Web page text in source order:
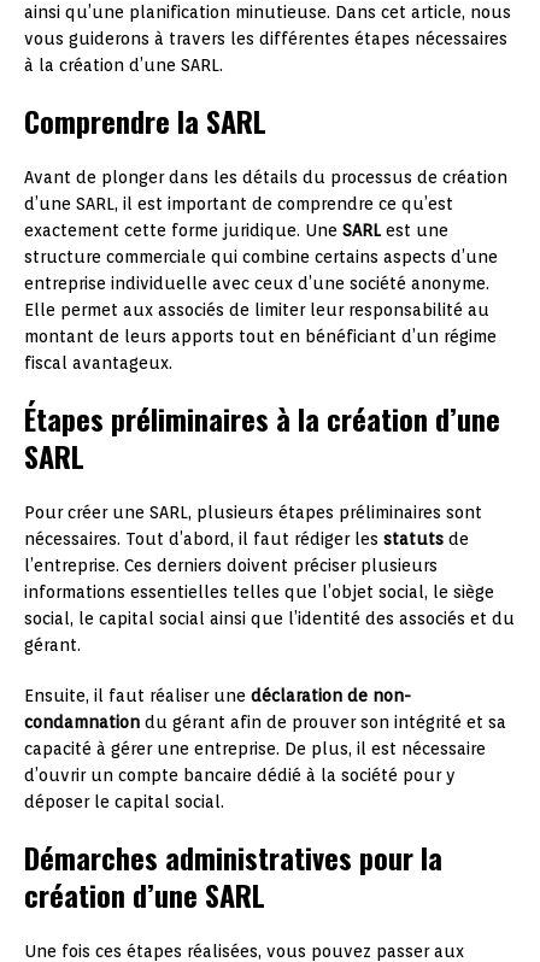
ainsi qu’une planification minutieuse. Dans cet article, nous
vous guiderons à travers les différentes étapes nécessaires
à la création d’une SARL.
Comprendre la SARL
Avant de plonger dans les détails du processus de création
d’une SARL, il est important de comprendre ce qu’est
exactement cette forme juridique. Une SARL est une
structure commerciale qui combine certains aspects d’une
entreprise individuelle avec ceux d’une société anonyme.
Elle permet aux associés de limiter leur responsabilité au
montant de leurs apports tout en bénéficiant d’un régime
fiscal avantageux.
Étapes préliminaires à la création d’une
SARL
Pour créer une SARL, plusieurs étapes préliminaires sont
nécessaires. Tout d’abord, il faut rédiger les statuts de
l’entreprise. Ces derniers doivent préciser plusieurs
informations essentielles telles que l’objet social, le siège
social, le capital social ainsi que l’identité des associés et du
gérant.
Ensuite, il faut réaliser une déclaration de non-
condamnation du gérant afin de prouver son intégrité et sa
capacité à gérer une entreprise. De plus, il est nécessaire
d’ouvrir un compte bancaire dédié à la société pour y
déposer le capital social.
Démarches administratives pour la
création d’une SARL
Une fois ces étapes réalisées, vous pouvez passer aux